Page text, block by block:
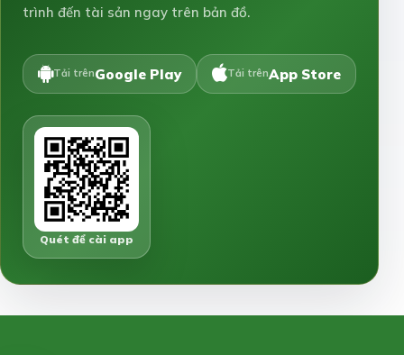
trình đến tài sản ngay trên bản đồ.
Tải trênGoogle Play Tải trênApp Store
Quét để cài app